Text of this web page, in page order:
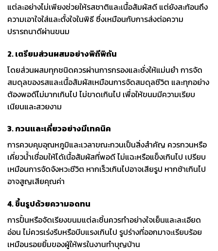
แต่ละอย่างไม่เพียงช่วยให้รสชาติและเนื้อสัมผัสดี แต่ยังสะท้อนถึง
ความเอาใจใส่และตั้งใจในพิธี ซึ่งเหมือนกับการส่งต่อความ
ปรารถนาดีผ่านขนม
2. เตรียมส่วนผสมอย่างพิถีพิถัน
โดยส่วนผสมทุกชนิดควรผ่านการกรองและชั่งให้แม่นยำ การจัด
สมดุลของรสและเนื้อสัมผัสเหมือนการจัดสมดุลชีวิต และทุกอย่าง
ต้องพอดีไม่มากเกินไป ไม่ขาดเกินไป เพื่อให้ขนมมีความเรียบ
เนียนและสวยงาม
3. กวนและเคี่ยวอย่างมีเทคนิค
การควบคุมอุณหภูมิและเวลาขณะกวนเป็นสิ่งสำคัญ ควรกวนหรือ
เคี่ยวน้ำเชื่อมให้ได้เนื้อสัมผัสที่พอดี ไม่แฉะหรือแข็งเกินไป เปรียบ
เหมือนการจัดจังหวะชีวิต หากเร็วเกินไปอาจเสียรูป หากช้าเกินไป
อาจสูญเสียคุณค่า
4. ขึ้นรูปด้วยความอดทน
การปั้นหรือจัดเรียงขนมแต่ละชิ้นควรทำอย่างใจเย็นและละเอียด
อ่อน ไม่ควรเร่งรีบหรือบีบแรงเกินไป รูปร่างที่ออกมาจะเรียบร้อย
เหมือนรอยยิ้มของผู้ให้พรในงานทำบุญบ้าน